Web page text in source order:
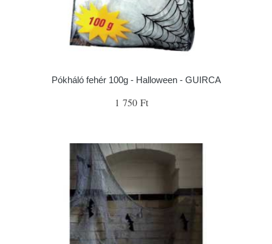
Pókháló fehér 100g - Halloween - GUIRCA
1 750 Ft